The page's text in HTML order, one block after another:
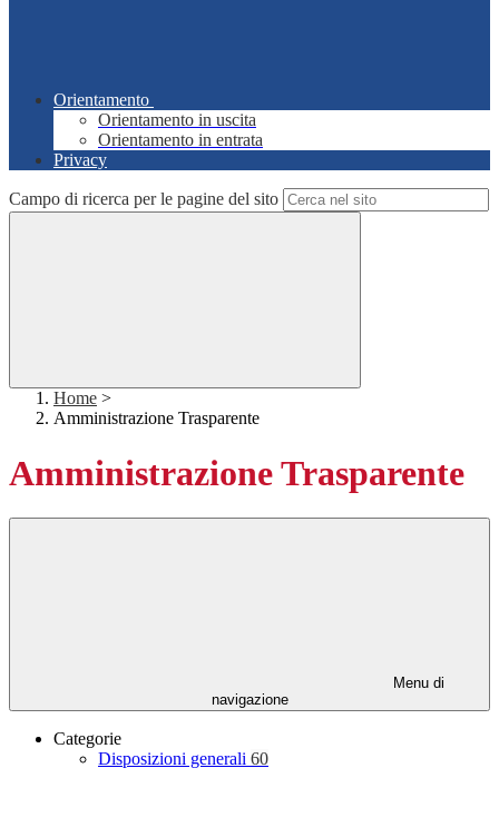
Orientamento
Orientamento in uscita
Orientamento in entrata
Privacy
Campo di ricerca per le pagine del sito
Home >
Amministrazione Trasparente
Amministrazione Trasparente
Menu di
navigazione
Categorie
Disposizioni generali 60